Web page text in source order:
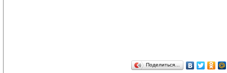
Поделиться…